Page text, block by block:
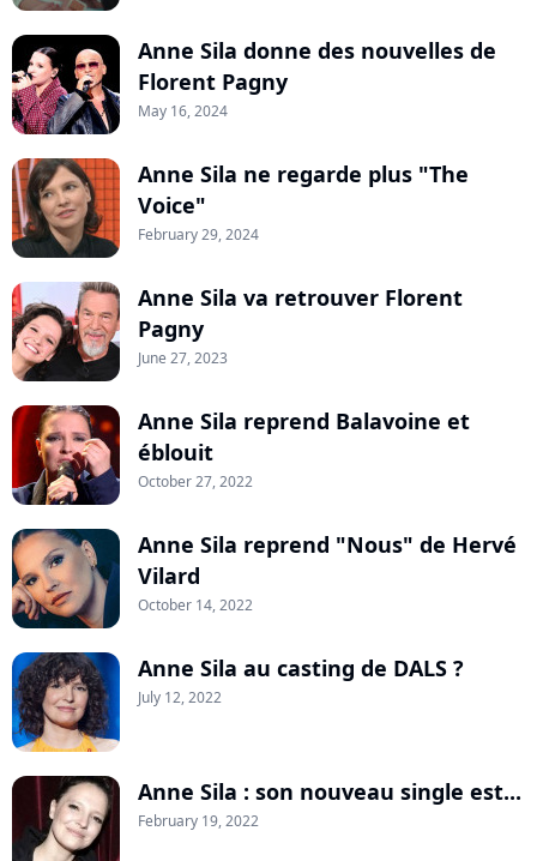
Anne Sila donne des nouvelles de
Florent Pagny
May 16, 2024
Anne Sila ne regarde plus "The
Voice"
February 29, 2024
Anne Sila va retrouver Florent
Pagny
June 27, 2023
Anne Sila reprend Balavoine et
éblouit
October 27, 2022
Anne Sila reprend "Nous" de Hervé
Vilard
October 14, 2022
Anne Sila au casting de DALS ?
July 12, 2022
Anne Sila : son nouveau single est...
February 19, 2022